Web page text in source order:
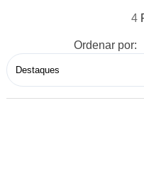
4
Ordenar por: